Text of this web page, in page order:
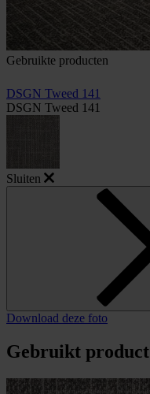
Gebruikte producten
DSGN Tweed 141
DSGN Tweed 141
Sluiten
Download deze foto
Gebruikt product